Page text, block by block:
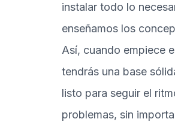
instalar todo lo
enseñamos los
Así, cuando empiece
tendrás una base
listo para seguir el
problemas, sin